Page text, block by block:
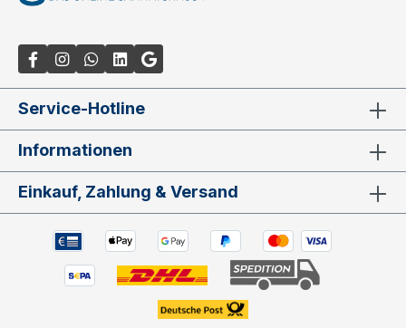
Service-Hotline
Informationen
Einkauf, Zahlung & Versand